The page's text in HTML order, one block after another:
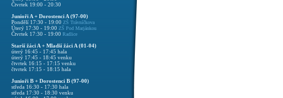
Čtvrtek 19:00 - 20:30
Junioři A + Dorostenci A (97-00)
Pondělí 17:30 - 19:00 ZŠ Trávníčkova
Úterý 17:30 - 19:00 ZŠ Pod Marjánkou
Čtvrtek 17:30 - 19:00 Radlice
Starší žáci A + Mladší žáci A (01-04)
úterý 16:45 - 17:45 hala
úterý 17:45 - 18:45 venku
čtvrtek 16:15 - 17:15 venku
čtvrtek 17:15 - 18:15 hala
Junioři B + Dorostenci B (97-00)
středa 16:30 - 17:30 hala
středa 17:30 - 18:30 venku